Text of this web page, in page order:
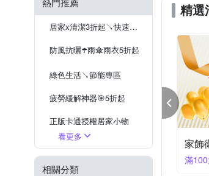
格藍傢飾
日本旭川
5-6尺落地聖
座鐘
美
居家x清潔3折起↘快速到貨
防風抗曬☂️雨傘雨衣5折起
綠色生活↘節能專區
疲勞緩解神器🎯5折起
正版卡通授權居家小物
停電防災必備
看更多
相關分類
精選
TENDAYS愛父心選｜希臘愛心枕 專屬獨家價 家飾
滿